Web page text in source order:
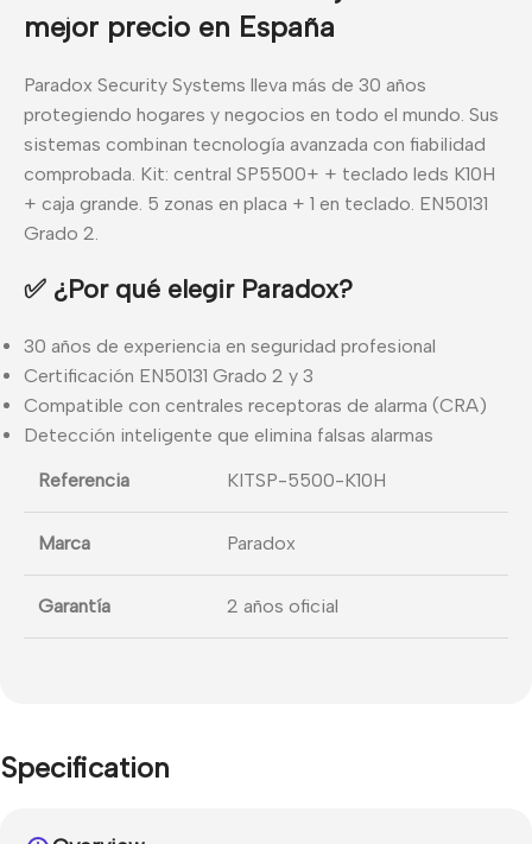
mejor precio en España
Paradox Security Systems lleva más de 30 años
protegiendo hogares y negocios en todo el mundo. Sus
sistemas combinan tecnología avanzada con fiabilidad
comprobada. Kit: central SP5500+ + teclado leds K10H
+ caja grande. 5 zonas en placa + 1 en teclado. EN50131
Grado 2.
✅ ¿Por qué elegir Paradox?
30 años de experiencia en seguridad profesional
Certificación EN50131 Grado 2 y 3
Compatible con centrales receptoras de alarma (CRA)
Detección inteligente que elimina falsas alarmas
Referencia
KITSP-5500-K10H
Marca Paradox
Garantía 2 años oficial
Specification